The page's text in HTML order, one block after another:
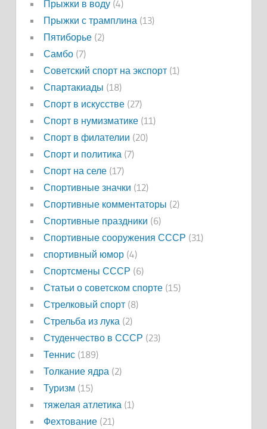
Прыжки в воду(4)
Прыжки с трамплина(13)
Пятиборье(2)
Самбо(7)
Советский спорт на экспорт(1)
Спартакиады (18)
Спорт в искусстве(27)
Спорт в нумизматике(11)
Спорт в филателии (20)
Спорт и политика(7)
Спорт на селе(17)
Спортивные значки (12)
Спортивные комментаторы (2)
Спортивные праздники (6)
Спортивные сооружения СССР (31)
спортивный юмор(4)
Спортсмены СССР (6)
Статьи о советском спорте(15)
Стрелковый спорт(8)
Стрельба из лука(2)
Студенчество в СССР (23)
Теннис(189)
Толкание ядра(2)
Туризм (15)
тяжелая атлетика(1)
Фехтование(21)